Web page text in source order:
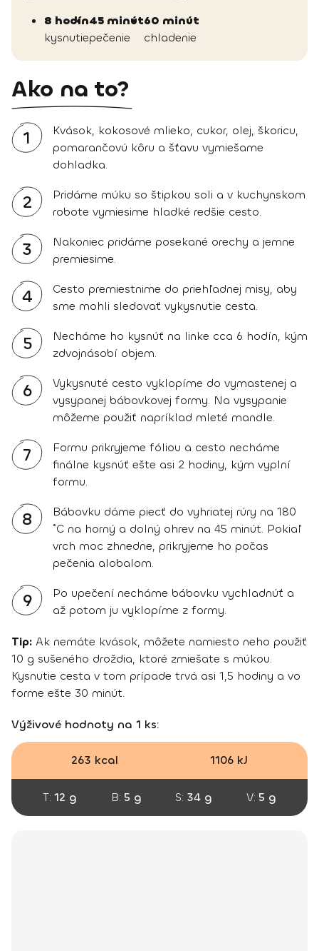
8 hodín
kysnutie
45 minút
pečenie
60 minút
chladenie
Ako na to?
1
Kvások, kokosové mlieko, cukor, olej, škoricu,
pomarančovú kôru a šťavu vymiešame
dohladka.
2
Pridáme múku so štipkou soli a v kuchynskom
robote vymiesime hladké redšie cesto.
3
Nakoniec pridáme posekané orechy a jemne
premiesime.
4
Cesto premiestnime do priehľadnej misy, aby
sme mohli sledovať vykysnutie cesta.
5
Necháme ho kysnúť na linke cca 6 hodín, kým
zdvojnásobí objem.
6
Vykysnuté cesto vyklopíme do vymastenej a
vysypanej bábovkovej formy. Na vysypanie
môžeme použiť napríklad mleté mandle.
7
Formu prikryjeme fóliou a cesto necháme
finálne kysnúť ešte asi 2 hodiny, kým vyplní
formu.
8
Bábovku dáme piecť do vyhriatej rúry na 180
˚C na horný a dolný ohrev na 45 minút. Pokiaľ
vrch moc zhnedne, prikryjeme ho počas
pečenia alobalom.
9
Po upečení necháme bábovku vychladnúť a
až potom ju vyklopíme z formy.
Tip: Ak nemáte kvások, môžete namiesto neho použiť
10 g sušeného droždia, ktoré zmiešate s múkou.
Kysnutie cesta v tom prípade trvá asi 1,5 hodiny a vo
forme ešte 30 minút.
Výživové hodnoty na 1 ks:
263 kcal 1106 kJ
T: 12 g B: 5 g S: 34 g V: 5 g